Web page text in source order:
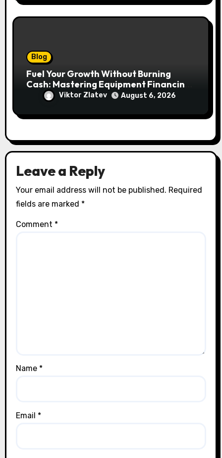
Blog
Fuel Your Growth Without Burning
Cash: Mastering Equipment Financing
for Your Business
Viktor Zlatev August 6, 2026
Leave a Reply
Your email address will not be published. Required
fields are marked *
Comment *
Name *
Email *